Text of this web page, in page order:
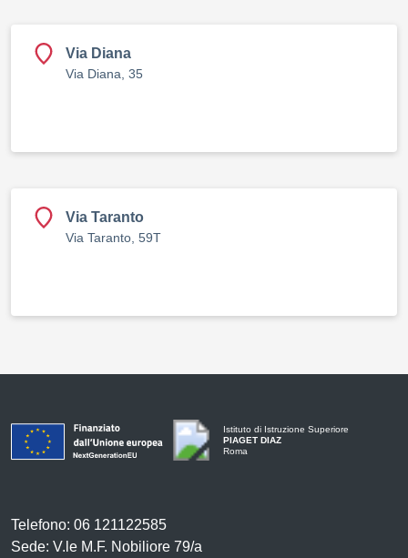
Via Diana
Via Diana, 35
Via Taranto
Via Taranto, 59T
Istituto di Istruzione Superiore
PIAGET DIAZ
Roma
Telefono: 06 121122585
Sede: V.le M.F. Nobiliore 79/a